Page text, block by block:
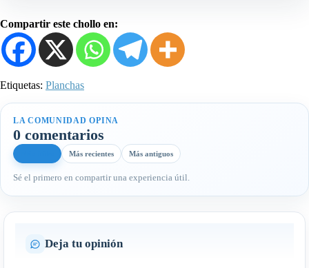
Compartir este chollo en:
Etiquetas: Planchas
LA COMUNIDAD OPINA
0 comentarios
Más recientes Más antiguos
Sé el primero en compartir una experiencia útil.
Deja tu opinión